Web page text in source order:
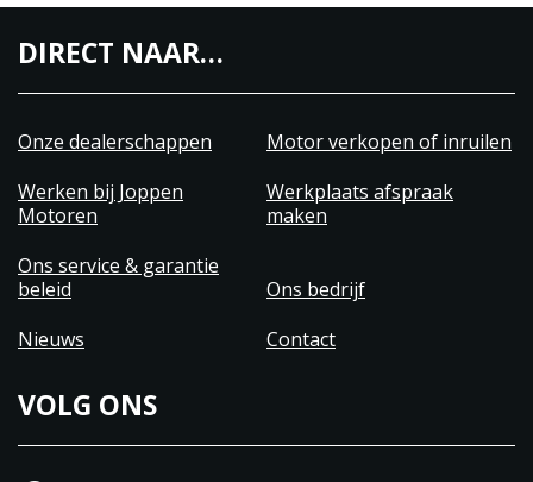
DIRECT NAAR…
Onze dealerschappen
Motor verkopen of inruilen
Werken bij Joppen
Motoren
Werkplaats afspraak
maken
Ons service & garantie
beleid
Ons bedrijf
Nieuws
Contact
VOLG ONS